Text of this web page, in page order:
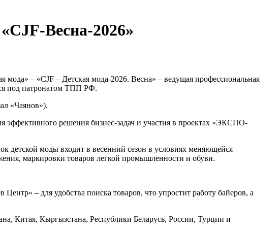
– «CJF – Детская мода-2026. Весна» – ведущая профессиональная
под патронатом ТПП РФ.
«Чаянов»).
эффективного решения бизнес-задач и участия в проектах «ЭКСПО-
детской моды входит в весенний сезон в условиях меняющейся
маркировки товаров легкой промышленности и обуви.
– для удобства поиска товаров, что упростит работу байеров, а
Китая, Кыргызстана, Республики Беларусь, России, Турции и